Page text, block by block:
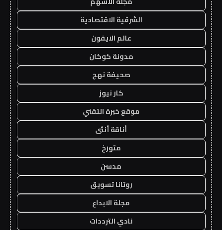
الشرقية الاقتصادية
عالم الايفون
مدونة كوكان
صحيفة نهج
كار نيوز
موقع خبرة التقني
أناقة أنثى
متورخ
مدسن
روتانا تسويق
مجلة الابداع
نادي الترددات